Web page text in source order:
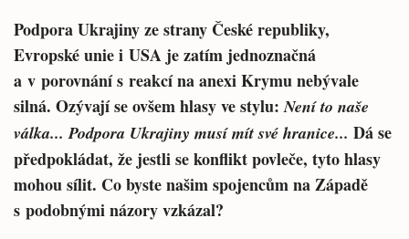
Podpora Ukrajiny ze strany České republiky,
Evropské unie i USA je zatím jednoznačná
a v porovnání s reakcí na anexi Krymu nebývale
silná. Ozývají se ovšem hlasy ve stylu:Není to naše
válka... Podpora Ukrajiny musí mít své hranice... Dá se
předpokládat, že jestli se konflikt povleče, tyto hlasy
mohou sílit. Co byste našim spojencům na Západě
s podobnými názory vzkázal?